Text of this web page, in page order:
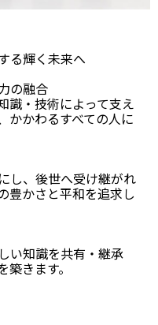
る輝く未来へ
の融合
識・技術によって支え
かかわるすべての人に
し、後世へ受け継がれ
豊かさと平和を追求し
い知識を共有・継承
きます。